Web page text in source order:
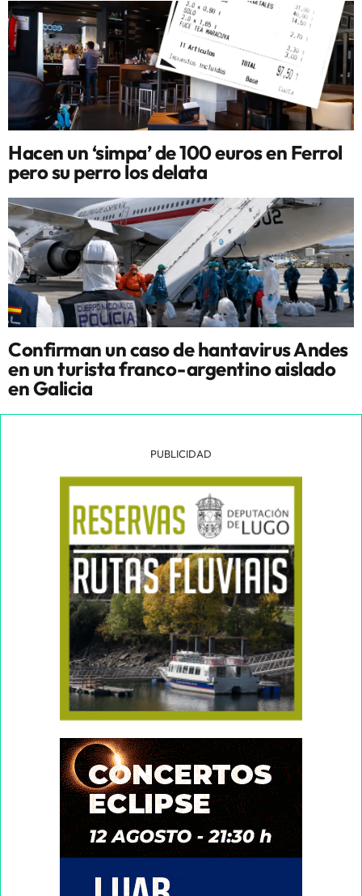
Hacen un ‘simpa’ de 100 euros en Ferrol
pero su perro los delata
Confirman un caso de hantavirus Andes
en un turista franco-argentino aislado
en Galicia
PUBLICIDAD